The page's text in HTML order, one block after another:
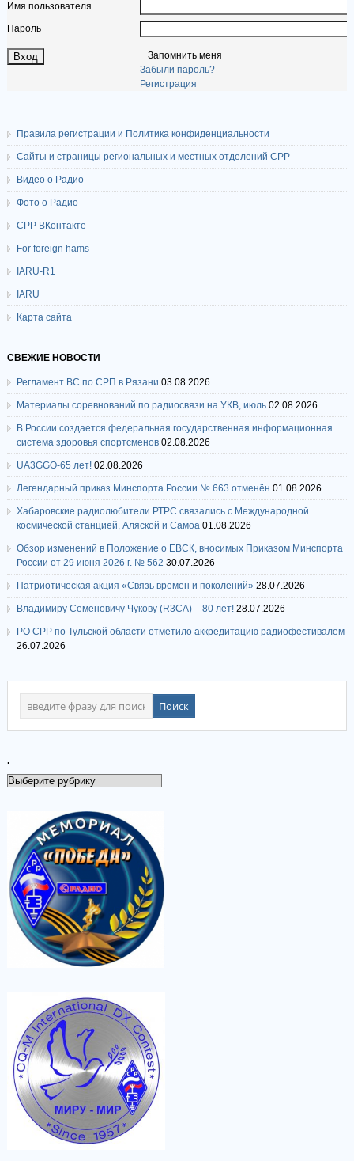
Имя пользователя
Пароль
Запомнить меня
Забыли пароль?
Регистрация
Правила регистрации и Политика конфиденциальности
Сайты и страницы региональных и местных отделений СРР
Видео о Радио
Фото о Радио
СРР ВКонтакте
For foreign hams
IARU-R1
IARU
Карта сайта
СВЕЖИЕ НОВОСТИ
Регламент ВС по СРП в Рязани 03.08.2026
Материалы соревнований по радиосвязи на УКВ, июль 02.08.2026
В России создается федеральная государственная информационная
система здоровья спортсменов 02.08.2026
UA3GGO-65 лет! 02.08.2026
Легендарный приказ Минспорта России № 663 отменён 01.08.2026
Хабаровские радиолюбители РТРС связались с Международной
космической станцией, Аляской и Самоа 01.08.2026
Обзор изменений в Положение о ЕВСК, вносимых Приказом Минспорта
России от 29 июня 2026 г. № 562 30.07.2026
Патриотическая акция «Связь времен и поколений» 28.07.2026
Владимиру Семеновичу Чукову (R3CA) – 80 лет! 28.07.2026
РО СРР по Тульской области отметило аккредитацию радиофестивалем
26.07.2026
.